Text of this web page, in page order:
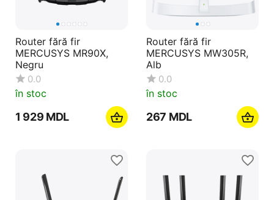
Router fără fir
MERCUSYS MR90X,
Negru
0.0
în stoc
1 929 MDL
Router fără fir
MERCUSYS MW305R,
Alb
0.0
în stoc
‍267‍ MDL